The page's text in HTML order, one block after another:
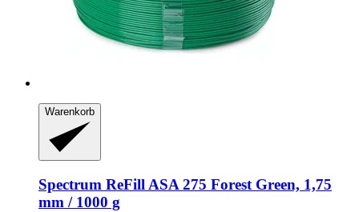
Warenkorb
Spectrum ReFill ASA 275 Forest Green, 1,75
mm / 1000 g